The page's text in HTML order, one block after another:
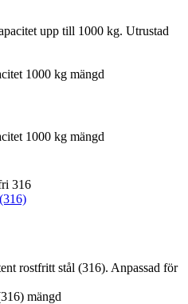
upp till 1000 kg. Utrustad
1000 kg mängd
1000 kg mängd
rostfritt stål (316). Anpassad för
mängd